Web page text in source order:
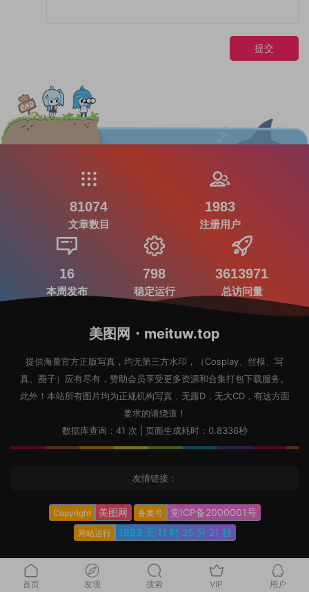
提交
81074
文章数目
1983
注册用户
16
本周发布
798
稳定运行
3613971
总访问量
美图网・meituw.top
提供海量官方正版写真，均无第三方水印，（Cosplay、丝模、写
真、圈子）应有尽有，赞助会员享受更多资源和合集打包下载服务。
此外！本站所有图片均为正规机构写真，无露D，无大CD，有这方面
要求的请绕道！
数据库查询：41 次 | 页面生成耗时：0.8336秒
友情链接：
Copyright 美图网 备案号 党ICP备2000001号
网站运行 1893 天 11 时 25 分 22 秒
首页 发现 搜索 VIP 用户